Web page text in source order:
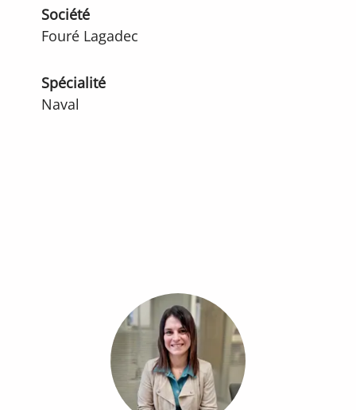
Société
Fouré Lagadec
Spécialité
Naval